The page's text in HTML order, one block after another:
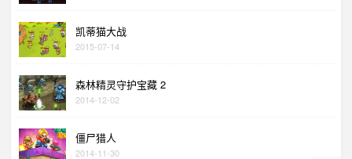
凯蒂猫大战
2015-07-14
森林精灵守护宝藏 2
2014-12-02
僵尸猎人
2014-11-30